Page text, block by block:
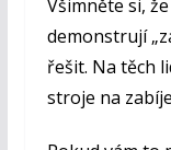
Všimněte si,
demonstrují
řešit. Na těch
stroje na